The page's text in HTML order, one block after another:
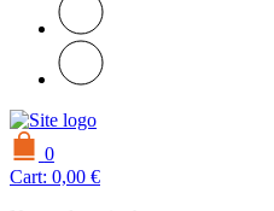
0
Cart: 0,00 €